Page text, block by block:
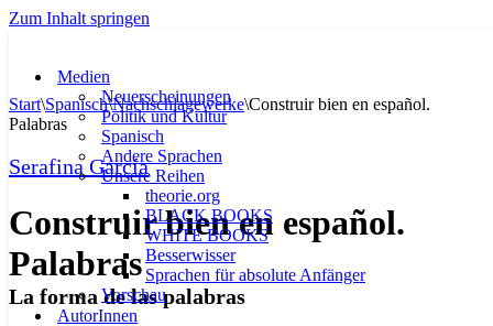
Zum Inhalt springen
Medien
Neuerscheinungen
Politik und Kultur
Spanisch
Andere Sprachen
Unsere Reihen
theorie.org
BLACK BOOKS
WHITE BOOKS
Besserwisser
Sprachen für absolute Anfänger
Vorschau
AutorInnen
Start\Spanisch\Nachschlagewerke\Construir bien en español.
Palabras
Serafina García
Construir bien en español.
Palabras
La forma de las palabras